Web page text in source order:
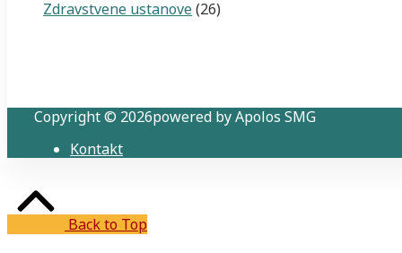
Zdravstvene ustanove(26)
Copyright © 2026powered by Apolos SMG
Kontakt
Back to Top